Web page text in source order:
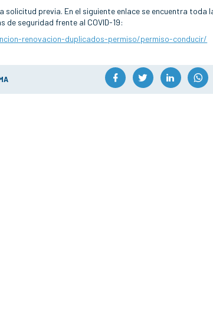
solicitud previa. En el siguiente enlace se encuentra toda
de seguridad frente al COVID-19:
renovacion-duplicados-permiso/permiso-conducir/